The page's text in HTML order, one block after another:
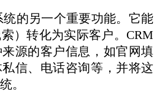
的另一个重要功能。它能
）转化为实际客户。CRM
源的客户信息，如官网填
信、电话咨询等，并将这
。